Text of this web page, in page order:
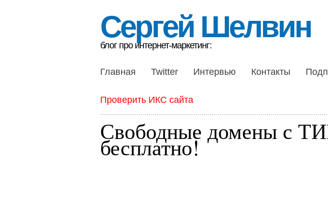
Сергей Шелвин
блог про интернет-маркетинг:
Главная Twitter Интервью Контакты
Проверить ИКС сайта
Свободные домены с
бесплатно!